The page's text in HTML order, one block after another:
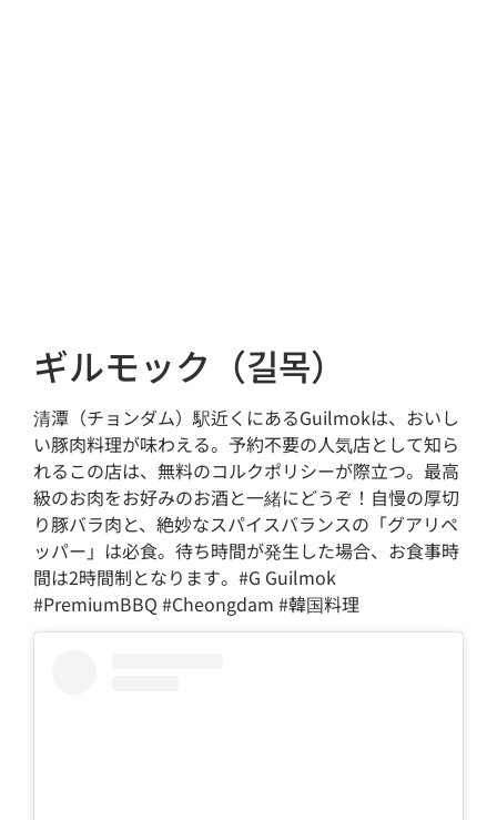
ギルモック（길목）
清潭（チョンダム）駅近くにあるGuilmokは、おいし
い豚肉料理が味わえる。予約不要の人気店として知ら
れるこの店は、無料のコルクポリシーが際立つ。最高
級のお肉をお好みのお酒と一緒にどうぞ！自慢の厚切
り豚バラ肉と、絶妙なスパイスバランスの「グアリペ
ッパー」は必食。待ち時間が発生した場合、お食事時
間は2時間制となります。#G Guilmok
#PremiumBBQ #Cheongdam #韓国料理